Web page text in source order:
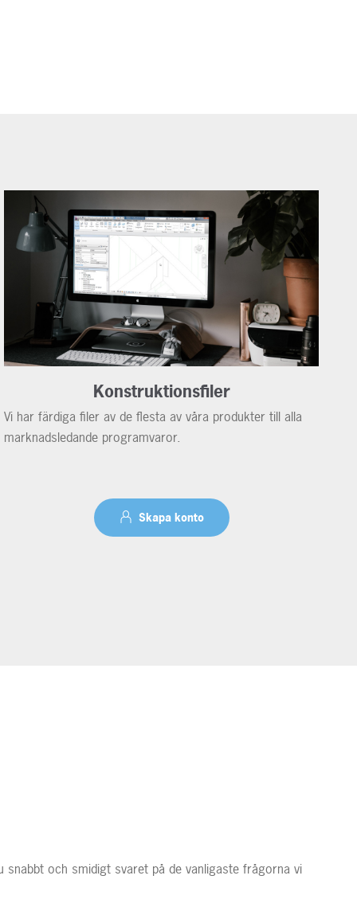
Konstruktionsfiler
Vi har färdiga filer av de flesta av våra produkter till alla
marknadsledande programvaror.
Skapa konto
snabbt och smidigt svaret på de vanligaste frågorna vi